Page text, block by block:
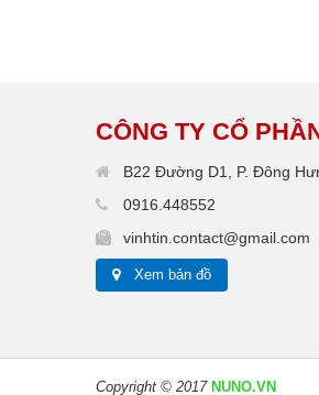
CÔNG TY CỔ
B22 Đường D1, P. Đông
0916.448552
vinhtin.contact@gmail.com
Xem bản đồ
Copyright © 2017 NUNO.VN